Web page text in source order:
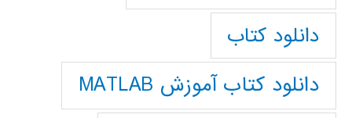
دانلود کتاب
دانلود کتاب آموزش MATLAB